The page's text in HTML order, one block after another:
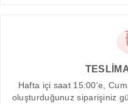
Hafta içi saat 15:00'e,
oluşturduğunuz siparişiniz